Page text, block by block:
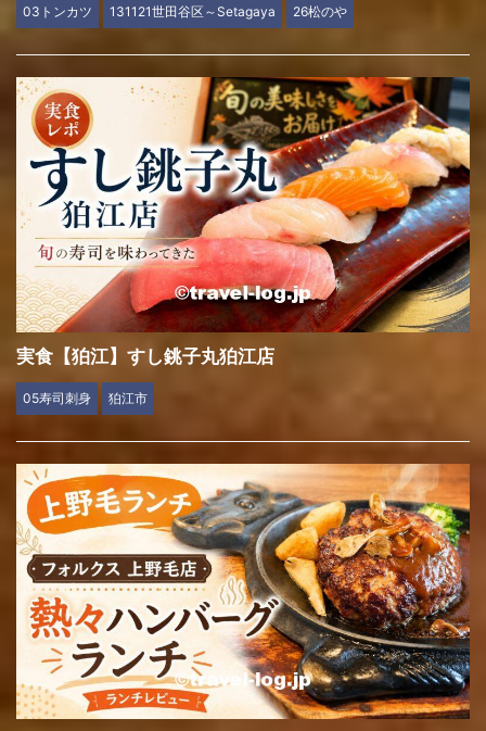
03トンカツ 131121世田谷区～Setagaya 26松のや
実食【狛江】すし銚子丸狛江店
05寿司刺身 狛江市